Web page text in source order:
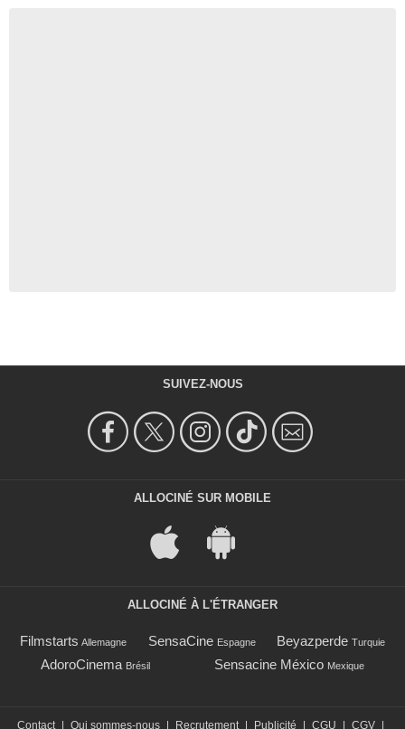
SUIVEZ-NOUS
ALLOCINÉ SUR MOBILE
ALLOCINÉ À L'ÉTRANGER
Filmstarts Allemagne SensaCine Espagne Beyazperde Turquie
AdoroCinema Brésil Sensacine México Mexique
Contact | Qui sommes-nous | Recrutement | Publicité | CGU | CGV |